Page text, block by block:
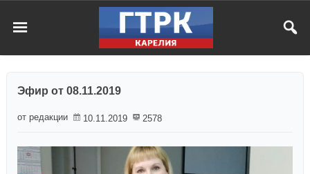
Эфир от 08.11.2019
от редакции 10.11.2019 2578